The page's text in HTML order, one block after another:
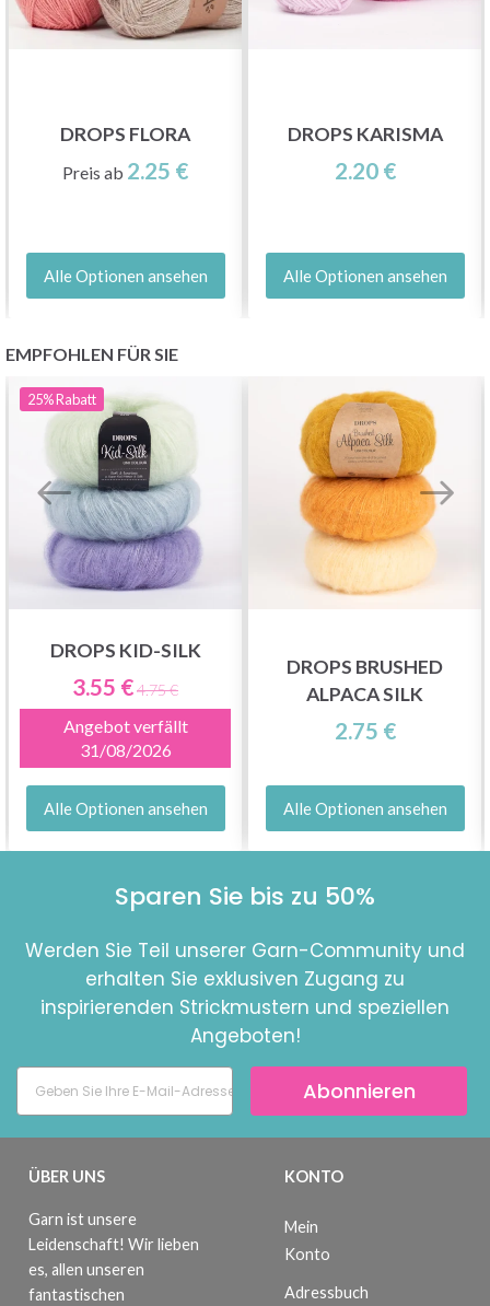
DROPS FLORA
Preis ab 2.25 €
Alle Optionen ansehen
DROPS KARISMA
2.20 €
Alle Optionen ansehen
EMPFOHLEN FÜR SIE
25%Rabatt
DROPS KID-SILK
3.55 €4.75 €
Angebot verfällt
31/08/2026
Alle Optionen ansehen
DROPS BRUSHED
ALPACA SILK
2.75 €
Alle Optionen ansehen
Sparen Sie bis zu 50%
Werden Sie Teil unserer Garn-Community und
erhalten Sie exklusiven Zugang zu
inspirierenden Strickmustern und speziellen
Angeboten!
Abonnieren
ÜBER UNS
Garn ist unsere
Leidenschaft! Wir lieben
es, allen unseren
fantastischen
KONTO
Mein
Konto
Adressbuch